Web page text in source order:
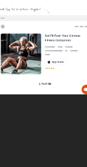
Unternehmen
Stop-Shop
die
auch
sind. Mit
zugänglichen
Kunden von